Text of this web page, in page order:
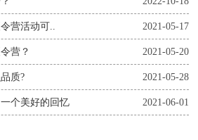
2021-05-17
营活动可..
2021-05-20
营？
2021-05-28
质?
2021-06-01
个美好的回忆